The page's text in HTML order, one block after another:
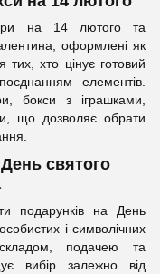
на 14 лютого та
оформлені як
тих, хто цінує готовий
елементів.
бокси з іграшками,
що дозволяє обрати
святого
подарунків на День
і символічних
складом, подачею та
вибір залежно від